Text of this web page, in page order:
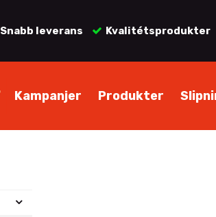
Snabb leverans Kvalitétsprodukter
Kampanjer Produkter